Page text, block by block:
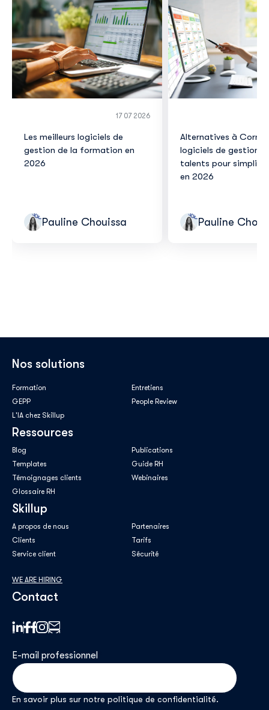
17 07 2026
Les meilleurs logiciels de
gestion de la formation en
2026
Pauline Chouissa
Alternatives à
logiciels de gestion
talents pour
en 2026
Pauline
Nos solutions
Formation
Entretiens
GEPP
People Review
L'IA chez Skillup
Ressources
Blog
Publications
Templates
Guide RH
Témoignages clients
Webinaires
Glossaire RH
Skillup
A propos de nous
Partenaires
Clients
Tarifs
Service client
Sécurité
WE ARE HIRING
Contact
E-mail professionnel
En savoir plus sur notre politique de confidentialité.